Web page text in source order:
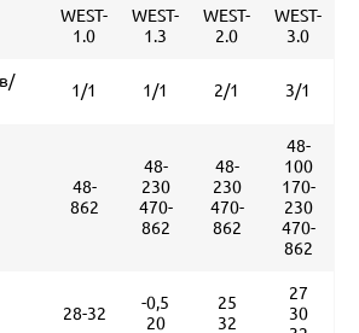
WEST-
1.0
WEST-
1.3
WEST-
2.0
WEST-
3.0
1/1 1/1 2/1 3/1
48-
862
48-
230
470-
862
48-
230
470-
862
48-
100
170-
230
470-
862
28-32
-0,5
20
25
32
27
30